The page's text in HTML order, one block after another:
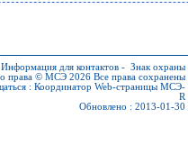
Информация для контактов - Знак охраны
права © МСЭ 2026 Все права сохранены
: Координатор Web-страницы МСЭ-
R
Обновлено : 2013-01-30